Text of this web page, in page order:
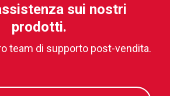
sui nostri
prodotti.
team di supporto post-vendita.